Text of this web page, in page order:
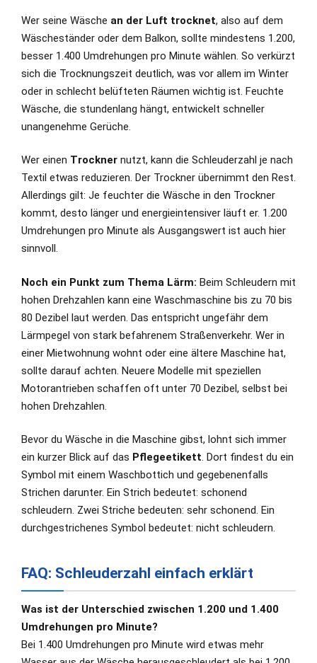
Wer seine Wäsche an der Luft trocknet, also auf dem
Wäscheständer oder dem Balkon, sollte mindestens 1.200,
besser 1.400 Umdrehungen pro Minute wählen. So verkürzt
sich die Trocknungszeit deutlich, was vor allem im Winter
oder in schlecht belüfteten Räumen wichtig ist. Feuchte
Wäsche, die stundenlang hängt, entwickelt schneller
unangenehme Gerüche.
Wer einen Trockner nutzt, kann die Schleuderzahl je nach
Textil etwas reduzieren. Der Trockner übernimmt den Rest.
Allerdings gilt: Je feuchter die Wäsche in den Trockner
kommt, desto länger und energieintensiver läuft er. 1.200
Umdrehungen pro Minute als Ausgangswert ist auch hier
sinnvoll.
Noch ein Punkt zum Thema Lärm: Beim Schleudern mit
hohen Drehzahlen kann eine Waschmaschine bis zu 70 bis
80 Dezibel laut werden. Das entspricht ungefähr dem
Lärmpegel von stark befahrenem Straßenverkehr. Wer in
einer Mietwohnung wohnt oder eine ältere Maschine hat,
sollte darauf achten. Neuere Modelle mit speziellen
Motorantrieben schaffen oft unter 70 Dezibel, selbst bei
hohen Drehzahlen.
Bevor du Wäsche in die Maschine gibst, lohnt sich immer
ein kurzer Blick auf das Pflegeetikett. Dort findest du ein
Symbol mit einem Waschbottich und gegebenenfalls
Strichen darunter. Ein Strich bedeutet: schonend
schleudern. Zwei Striche bedeuten: sehr schonend. Ein
durchgestrichenes Symbol bedeutet: nicht schleudern.
FAQ: Schleuderzahl einfach erklärt
Was ist der Unterschied zwischen 1.200 und 1.400
Umdrehungen pro Minute?
Bei 1.400 Umdrehungen pro Minute wird etwas mehr